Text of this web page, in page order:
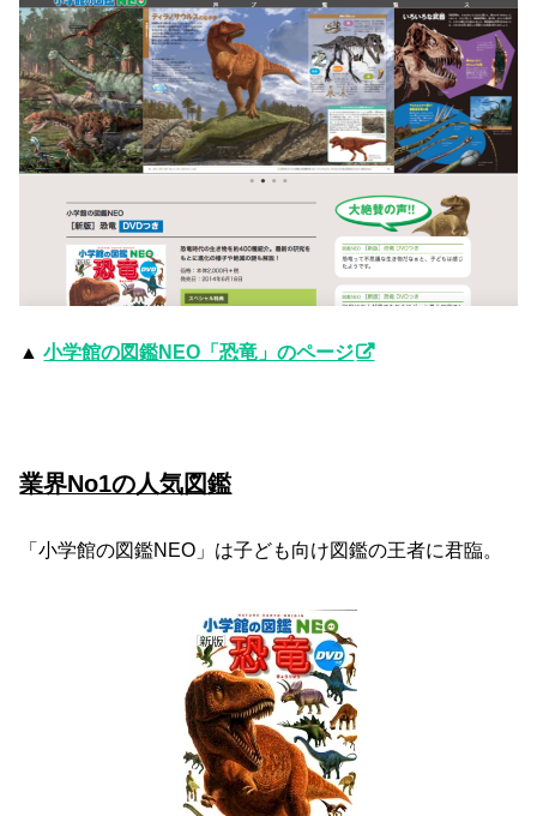
▲小学館の図鑑NEO「恐竜」のページ
業界No1の人気図鑑
「小学館の図鑑NEO」は子ども向け図鑑の王者に君臨。